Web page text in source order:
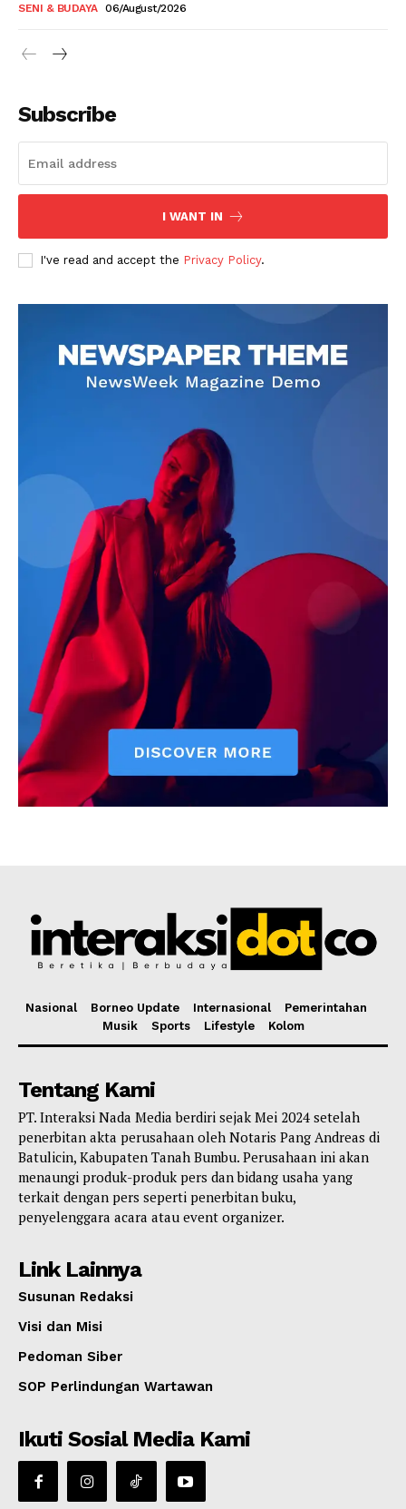
SENI & BUDAYA 06/August/2026
Subscribe
I WANT IN
I've read and accept the Privacy Policy.
Nasional Borneo Update Internasional
Pemerintahan
Musik
Sports Lifestyle Kolom
Tentang Kami
PT. Interaksi Nada Media berdiri sejak Mei 2024 setelah
penerbitan akta perusahaan oleh Notaris Pang Andreas di
Batulicin, Kabupaten Tanah Bumbu. Perusahaan ini akan
menaungi produk-produk pers dan bidang usaha yang
terkait dengan pers seperti penerbitan buku,
penyelenggara acara atau event organizer.
Link Lainnya
Susunan Redaksi
Visi dan Misi
Pedoman Siber
SOP Perlindungan Wartawan
Ikuti Sosial Media Kami